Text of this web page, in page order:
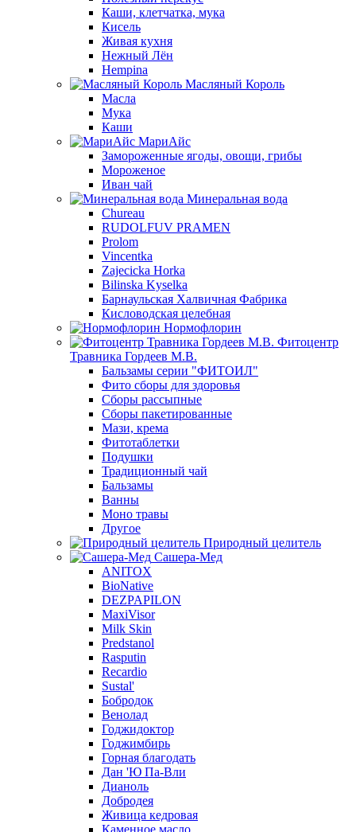
Каши, клетчатка, мука
Кисель
Живая кухня
Нежный Лён
Hempina
Масляный Король
Масла
Мука
Каши
МариАйс
Замороженные ягоды, овощи, грибы
Мороженое
Иван чай
Минеральная вода
Chureau
RUDOLFUV PRAMEN
Prolom
Vincentka
Zajecicka Horka
Bilinska Kyselka
Барнаульская Халвичная Фабрика
Кисловодская целебная
Нормофлорин
Фитоцентр
Травника Гордеев М.В.
Бальзамы серии "ФИТОИЛ"
Фито сборы для здоровья
Сборы рассыпные
Сборы пакетированные
Мази, крема
Фитотаблетки
Подушки
Традиционный чай
Бальзамы
Ванны
Моно травы
Другое
Природный целитель
Сашера-Мед
ANITOX
BioNative
DEZPAPILON
MaxiVisor
Milk Skin
Predstanol
Rasputin
Recardio
Sustal'
Бобродок
Венолад
Годжидоктор
Годжимбирь
Горная благодать
Дан 'Ю Па-Вли
Дианоль
Добродея
Живица кедровая
Каменное масло